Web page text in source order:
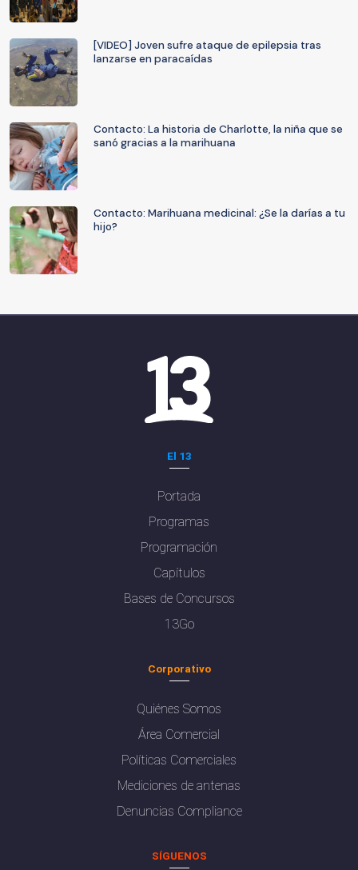
[VIDEO] Joven sufre ataque de epilepsia tras
lanzarse en paracaídas
Contacto: La historia de Charlotte, la niña que se
sanó gracias a la marihuana
Contacto: Marihuana medicinal: ¿Se la darías a tu
hijo?
El 13
Portada
Programas
Programación
Capítulos
Bases de Concursos
13Go
Corporativo
Quiénes Somos
Área Comercial
Políticas Comerciales
Mediciones de antenas
Denuncias Compliance
SÍGUENOS